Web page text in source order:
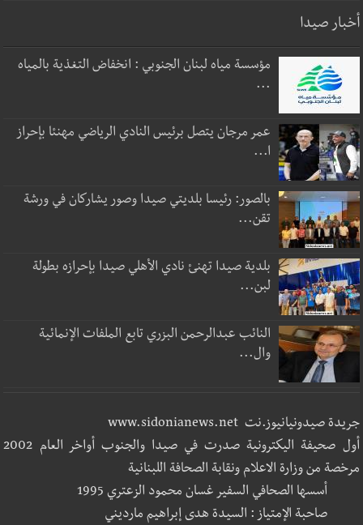
أخبار صيدا
مؤسسة مياه لبنان الجنوبي : انخفاض التغذية بالمياه
...
عمر مرجان يتصل برئيس النادي الرياضي مهنئا بإحراز
ا...
بالصور: رئيسا بلديتي صيدا وصور يشاركان في ورشة
تقن...
بلدية صيدا تهنئ نادي الأهلي صيدا بإحرازه بطولة
لبن...
النائب عبدالرحمن البزري تابع الملفات الإنمائية
وال...
جريدة صيدونيانيوز.نت www.sidonianews.net
أول صحيفة اليكترونية صدرت في صيدا والجنوب أواخر العام 2002
مرخصة من وزارة الاعلام ونقابة الصحافة اللبنانية
أسسها الصحافي السفير غسان محمود الزعتري 1995
صاحبة الإمتياز : السيدة هدى إبراهيم مارديني